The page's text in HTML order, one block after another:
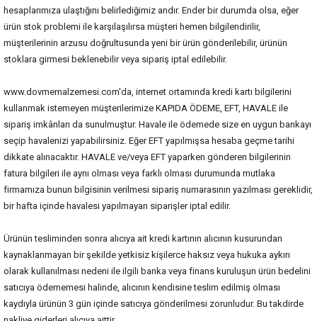
hesaplarımıza ulaştığını belirlediğimiz andır. Ender bir durumda olsa, eğer
ürün stok problemi ile karşılaşılırsa müşteri hemen bilgilendirilir,
müşterilerinin arzusu doğrultusunda yeni bir ürün gönderilebilir, ürünün
stoklara girmesi beklenebilir veya sipariş iptal edilebilir.
www.dovmemalzemesi.com'da, internet ortamında kredi kartı bilgilerini
kullanmak istemeyen müşterilerimize KAPIDA ÖDEME, EFT, HAVALE ile
sipariş imkânları da sunulmuştur. Havale ile ödemede size en uygun bankayı
seçip havalenizi yapabilirsiniz. Eğer EFT yapılmışsa hesaba geçme tarihi
dikkate alınacaktır. HAVALE ve/veya EFT yaparken gönderen bilgilerinin
fatura bilgileri ile aynı olması veya farklı olması durumunda mutlaka
firmamıza bunun bilgisinin verilmesi sipariş numarasının yazılması gereklidir,
bir hafta içinde havalesi yapılmayan siparişler iptal edilir.
Ürünün tesliminden sonra alıcıya ait kredi kartının alıcının kusurundan
kaynaklanmayan bir şekilde yetkisiz kişilerce haksız veya hukuka aykırı
olarak kullanılması nedeni ile ilgili banka veya finans kuruluşun ürün bedelini
satıcıya ödememesi halinde, alıcının kendisine teslim edilmiş olması
kaydıyla ürünün 3 gün içinde satıcıya gönderilmesi zorunludur. Bu takdirde